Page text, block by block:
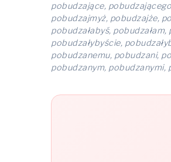
pobudzające,
pobudzajmyż, pobudzajże,
pobudzałabyś, pobudzałam,
pobudzałybyście,
pobudzanemu, pobudzani,
pobudzanym, pobudzanymi,